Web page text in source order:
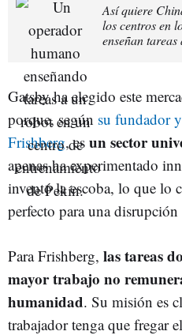
Así quiere
los centros en
enseñan
Gatsby ha elegido este
porque, según su fundador
Frishberg, es un sector
apenas ha experimentado
inventó la escoba, lo que lo
perfecto para una
Para Frishberg, las tareas
mayor trabajo no
humanidad. Su misión es
trabajador tenga que fregar